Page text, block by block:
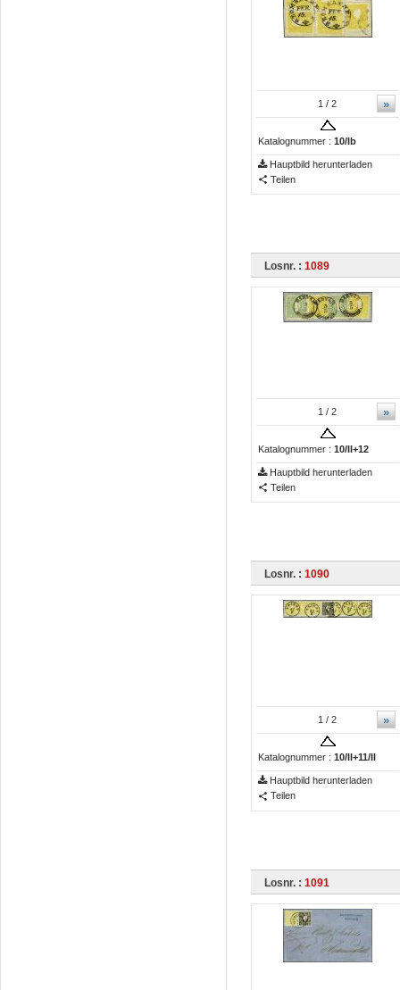
»
1 / 2
Katalognummer : 10/Ib
Hauptbild herunterladen
Teilen
Losnr. : 1089
»
1 / 2
Katalognummer : 10/II+12
Hauptbild herunterladen
Teilen
Losnr. : 1090
»
1 / 2
Katalognummer : 10/II+11/II
Hauptbild herunterladen
Teilen
Losnr. : 1091